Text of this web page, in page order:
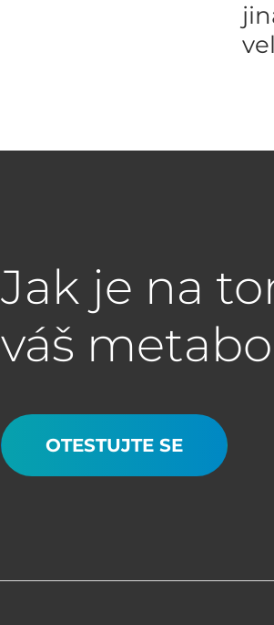
Jak je na
váš
OTESTUJTE SE